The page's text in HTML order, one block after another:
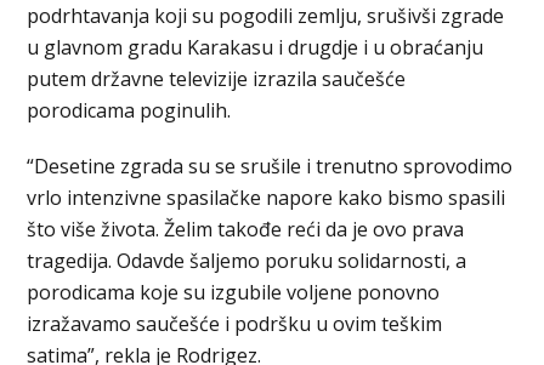
podrhtavanja koji su pogodili zemlju, srušivši zgrade
u glavnom gradu Karakasu i drugdje i u obraćanju
putem državne televizije izrazila saučešće
porodicama poginulih.
“Desetine zgrada su se srušile i trenutno sprovodimo
vrlo intenzivne spasilačke napore kako bismo spasili
što više života. Želim takođe reći da je ovo prava
tragedija. Odavde šaljemo poruku solidarnosti, a
porodicama koje su izgubile voljene ponovno
izražavamo saučešće i podršku u ovim teškim
satima”, rekla je Rodrigez.